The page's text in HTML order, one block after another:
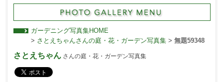
ガーデニング写真集HOME
> さとえちゃんさんの庭・花・ガーデン写真集> 無題59348
さとえちゃんさんの庭・花・ガーデン写真集